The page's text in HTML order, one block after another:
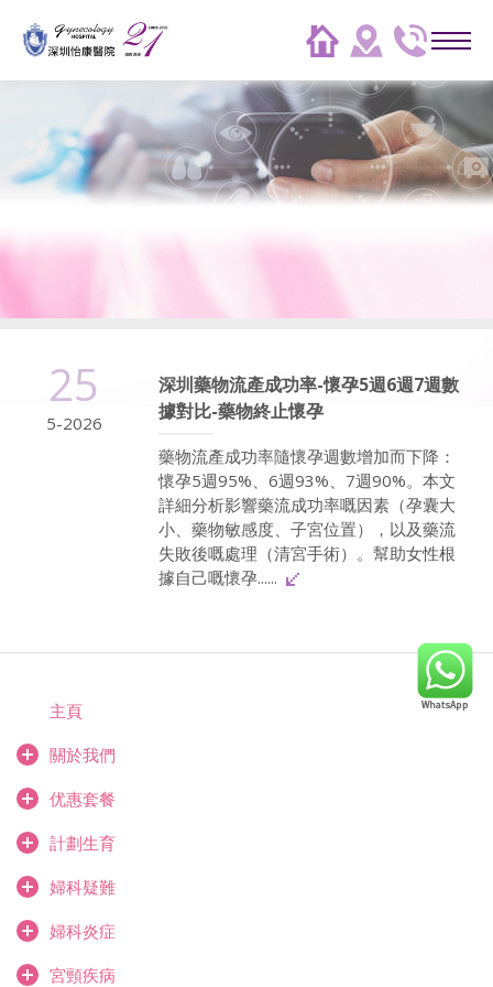
25
5-2026
深圳藥物流產成功率-懷孕5週6週7週數
據對比-藥物終止懷孕
藥物流產成功率隨懷孕週數增加而下降：
懷孕5週95%、6週93%、7週90%。本文
詳細分析影響藥流成功率嘅因素（孕囊大
小、藥物敏感度、子宮位置），以及藥流
失敗後嘅處理（清宮手術）。幫助女性根
據自己嘅懷孕......
主頁
關於我們
优惠套餐
計劃生育
婦科疑難
婦科炎症
宮頸疾病